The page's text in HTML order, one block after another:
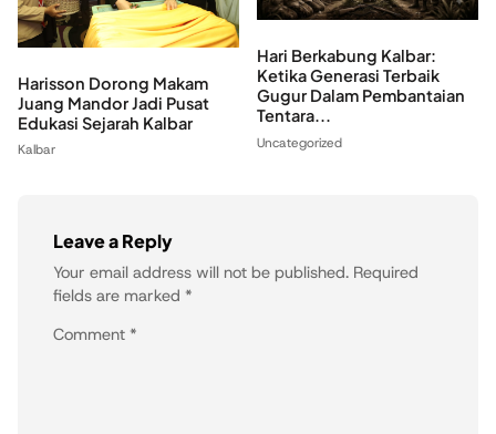
Harisson Dorong Makam
Juang Mandor Jadi Pusat
Edukasi Sejarah Kalbar
Kalbar
Hari Berkabung Kalbar:
Ketika Generasi Terbaik
Gugur Dalam Pembantaian
Tentara...
Uncategorized
Leave a Reply
Your email address will not be published. Required
fields are marked *
Comment *